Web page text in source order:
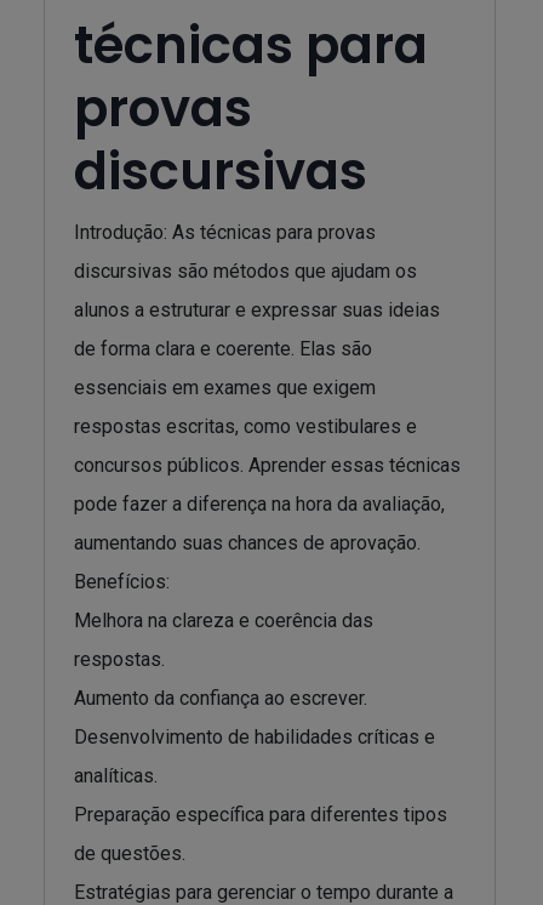
técnicas para
provas
discursivas
Introdução: As técnicas para provas
discursivas são métodos que ajudam os
alunos a estruturar e expressar suas ideias
de forma clara e coerente. Elas são
essenciais em exames que exigem
respostas escritas, como vestibulares e
concursos públicos. Aprender essas técnicas
pode fazer a diferença na hora da avaliação,
aumentando suas chances de aprovação.
Benefícios:
Melhora na clareza e coerência das
respostas.
Aumento da confiança ao escrever.
Desenvolvimento de habilidades críticas e
analíticas.
Preparação específica para diferentes tipos
de questões.
Estratégias para gerenciar o tempo durante a